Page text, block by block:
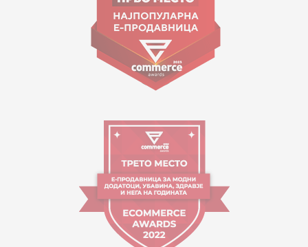
Работно време:
09:00 до 17:00